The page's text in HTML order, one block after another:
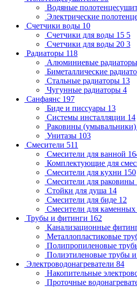
Водяные
Электрические
Счетчики воды 10
Счетчики для воды 15 5
Счетчики для воды 20 3
Радиаторы 118
Алюминиевые радиаторы
Биметаллические
Стальные радиаторы 13
Чугунные радиаторы 4
Санфаянс 197
Биде и писсуары 13
Системы инсталляции 14
Раковины (умывальники)
Унитазы 103
Смесители 511
Смесители для ванной
Комплектующие для
Смесители для кухни 150
Смесители для раковины
Стойки для душа 14
Смесители для биде 12
Смесители для каменных
Трубы и фитинги 162
Канализационные
Металлопластиковые
Полипропиленовые
Полиэтиленовые трубы
Электроводонагреватели 84
Накопительные
Проточные